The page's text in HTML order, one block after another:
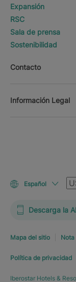
Expansión
RSC
Sala de prensa
Sostenibilidad
Contacto
Información Legal
Español
Descarga la
Mapa del sitio Nota
Política de privacidad
Iberostar Hotels &